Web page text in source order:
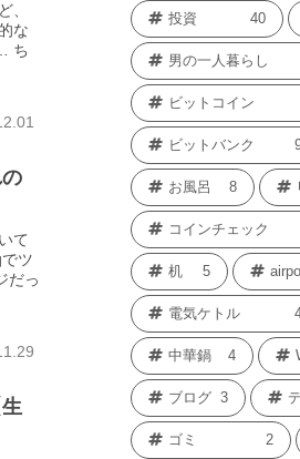
、
な
ち
て
ツ
だっ
投資 40
男の一人暮らし
ビットコイン
ビットバンク
お風呂 8
コインチェック
机 5
電気ケトル
中華鍋 4
ブログ 3
ゴミ 2